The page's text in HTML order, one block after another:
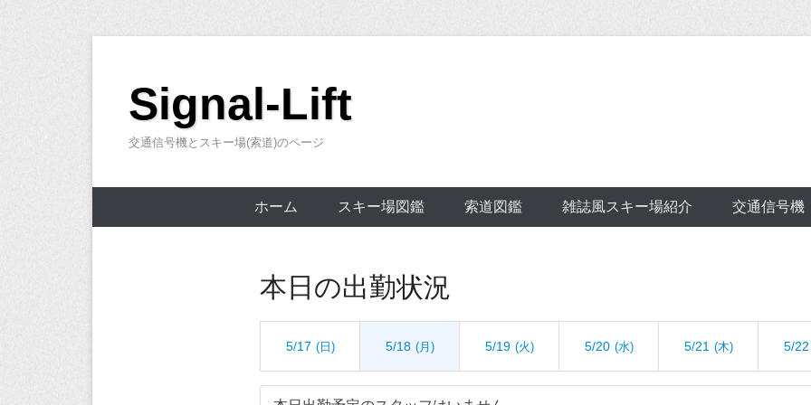
キ
Signal-Lift
交通信号機とスキー場(索道)のページ
ホーム スキー場図鑑 索道図鑑 雑誌風スキー場紹介 交通信号機
本日の出勤状況
5/17 (日) 5/18 (月) 5/19 (火) 5/20 (水) 5/21 (木) 5/22